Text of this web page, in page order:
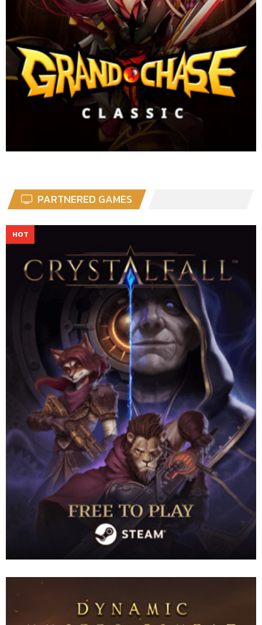
PARTNERED GAMES
เริ่มต้นการผจญภัยของคุณในเกม Action RPG ออนไลน์แบบ Free-
to-Play ที่มาพร้อมดันเจี้ยนแบบสุ่ม สกิลที่สร้างแบบสุ่มตามระบบ
(procedural) และ end game ที่ไม่มีที่สิ้นสุดในโลก steampunk
Website
Download